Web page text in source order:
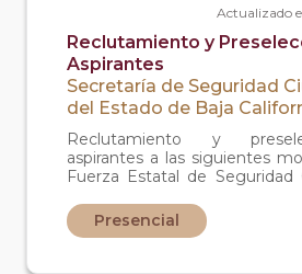
Actualizado
Reclutamiento y
Aspirantes
Secretaría de Seguridad
del Estado de Baja
Reclutamiento y
aspirantes a las siguientes
Fuerza Estatal de Seguridad
Preventivo. c) Agente
Investigación. d) Fuerza
Presencial